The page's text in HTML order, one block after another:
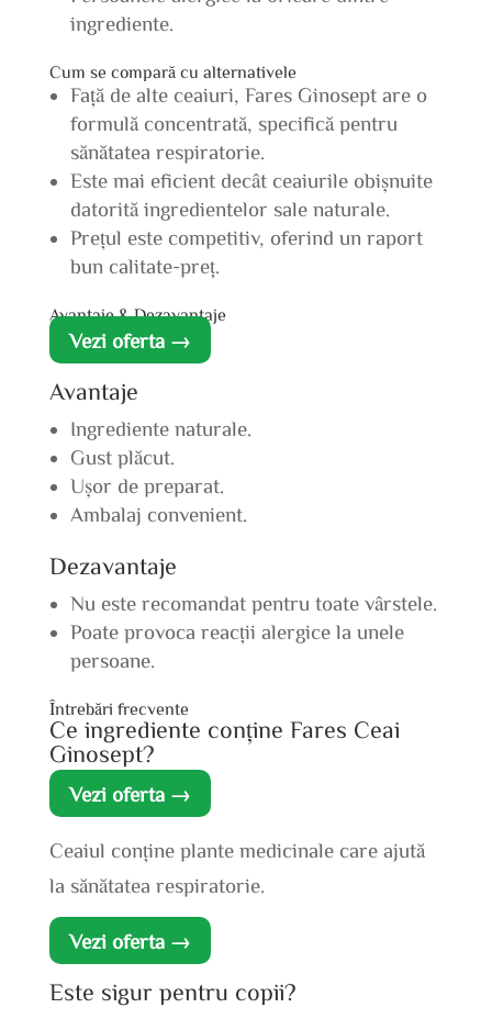
ingrediente.
Cum se compară cu alternativele
Față de alte ceaiuri, Fares Ginosept are o
formulă concentrată, specifică pentru
sănătatea respiratorie.
Este mai eficient decât ceaiurile obișnuite
datorită ingredientelor sale naturale.
Prețul este competitiv, oferind un raport
bun calitate-preț.
Avantaje & Dezavantaje
Vezi oferta →
Avantaje
Ingrediente naturale.
Gust plăcut.
Ușor de preparat.
Ambalaj convenient.
Dezavantaje
Nu este recomandat pentru toate vârstele.
Poate provoca reacții alergice la unele
persoane.
Întrebări frecvente
Ce ingrediente conține Fares Ceai
Ginosept?
Vezi oferta →
Ceaiul conține plante medicinale care ajută
la sănătatea respiratorie.
Vezi oferta →
Este sigur pentru copii?